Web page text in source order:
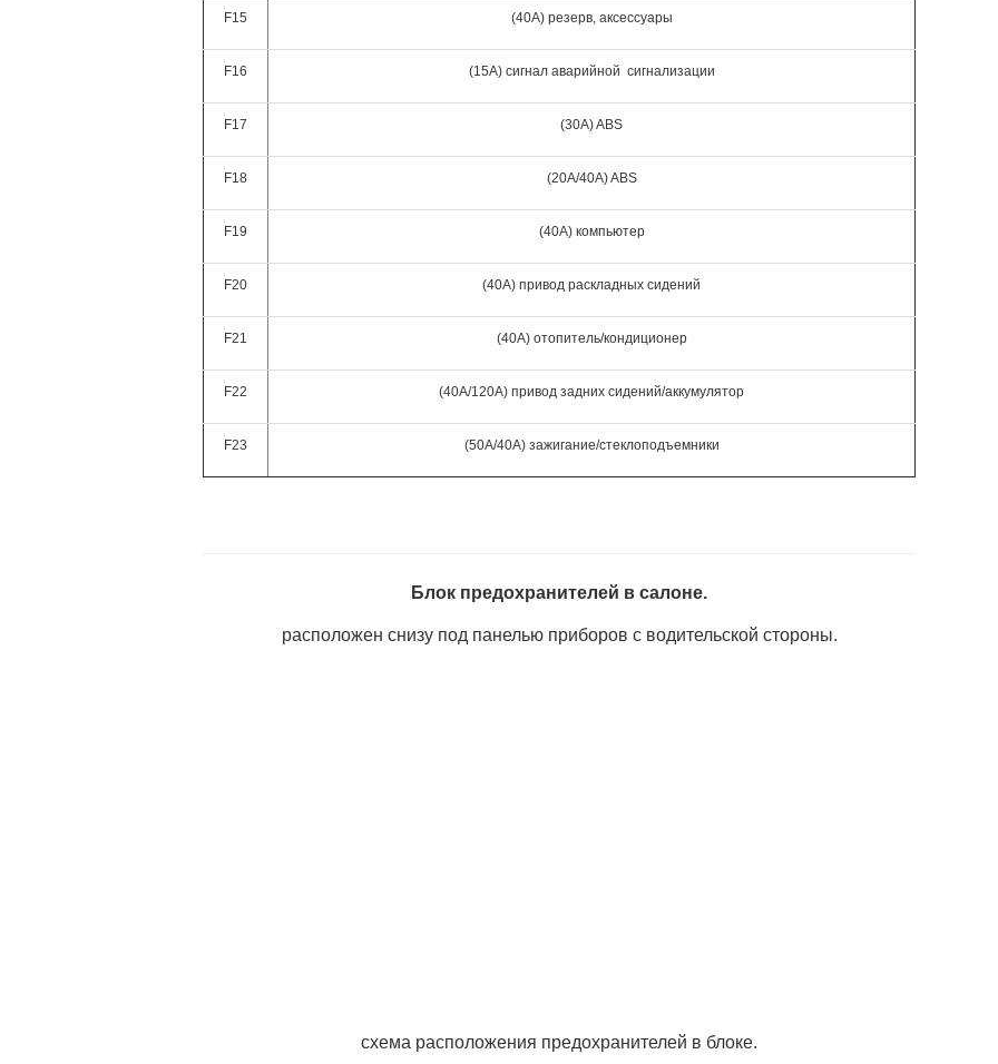
F15 (40A) резерв, аксессуары
F16 (15A) сигнал аварийной сигнализации
F17 (30A) ABS
F18 (20A/40A) ABS
F19 (40A) компьютер
F20 (40A) привод раскладных сидений
F21 (40A) отопитель/кондиционер
F22 (40A/120A) привод задних сидений/аккумулятор
F23 (50A/40A) зажигание/стеклоподъемники
Блок предохранителей в салоне.
расположен снизу под панелью приборов с водительской стороны.
схема расположения предохранителей в блоке.